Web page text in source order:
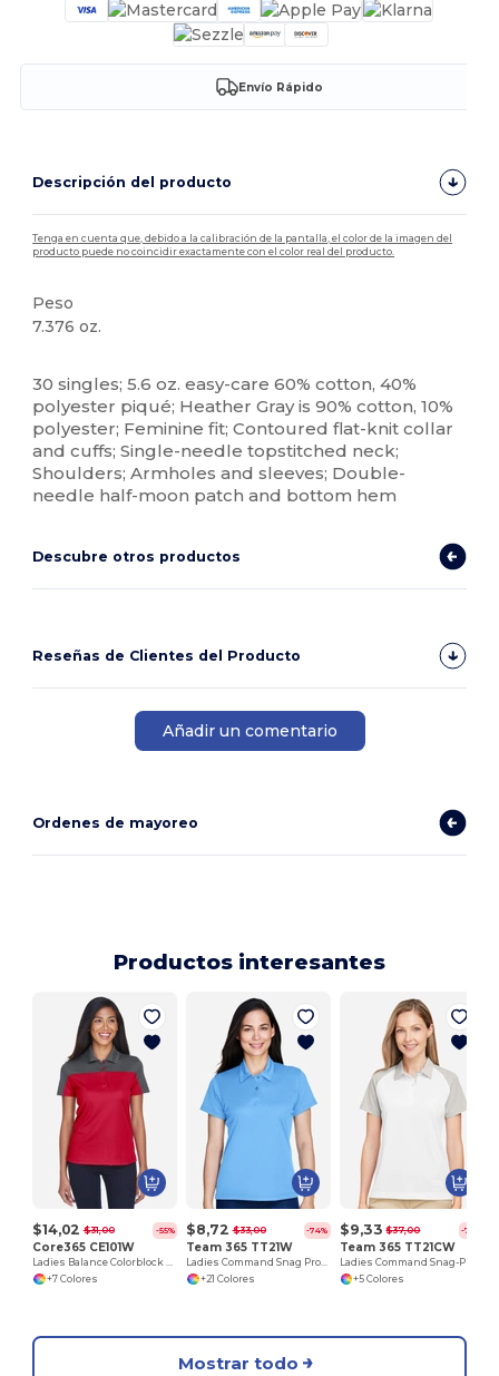
Envío Rápido
Descripción del producto
Tenga en cuenta que, debido a la calibración de la pantalla, el color de la imagen del
producto puede no coincidir exactamente con el color real del producto.
Peso
7.376 oz.
30 singles; 5.6 oz. easy-care 60% cotton, 40%
polyester piqué; Heather Gray is 90% cotton, 10%
polyester; Feminine fit; Contoured flat-knit collar
and cuffs; Single-needle topstitched neck;
Shoulders; Armholes and sleeves; Double-
needle half-moon patch and bottom hem
Descubre otros productos
Reseñas de Clientes del Producto
Añadir un comentario
Ordenes de mayoreo
Productos interesantes
$14,02 $31,00 -55%
Core365 CE101W
Ladies Balance Colorblock Performance Piqué Polo
+7 Colores
$8,72 $33,00 -74%
Team 365 TT21W
Ladies Command Snag Protection Polo
+21 Colores
$9,33 $37,00 -75%
Team 365 TT21CW
+5 Colores
Mostrar todo